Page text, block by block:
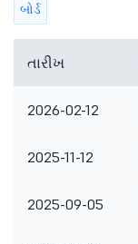
બોર્ડ
તારીખ
2026-02-12
2025-11-12
2025-09-05